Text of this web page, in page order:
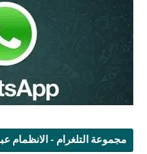
مجموعة التلغرام - الانظمام